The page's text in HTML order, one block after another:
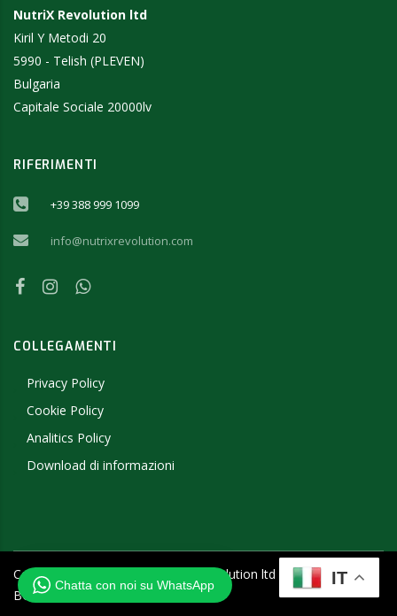
NutriX Revolution ltd
Kiril Y Metodi 20
5990 - Telish (PLEVEN)
Bulgaria
Capitale Sociale 20000lv
RIFERIMENTI
+39 388 999 1099
info@nutrixrevolution.com
COLLEGAMENTI
Privacy Policy
Cookie Policy
Analitics Policy
Download di informazioni
Copyright ©
- 2019 NutriX Revolution ltd - P.IVA
BG205457656
IT
Chatta con noi su WhatsApp